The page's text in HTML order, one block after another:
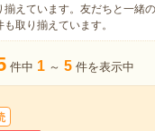
揃えています。友だちと一緒
も取り揃えています。
件中 1 ～ 5 件を表示中